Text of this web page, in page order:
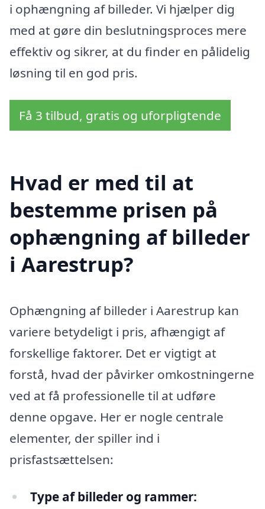
i ophængning af billeder. Vi hjælper dig
med at gøre din beslutningsproces mere
effektiv og sikrer, at du finder en pålidelig
løsning til en god pris.
Få 3 tilbud, gratis og uforpligtende
Hvad er med til at
bestemme prisen på
ophængning af billeder
i Aarestrup?
Ophængning af billeder i Aarestrup kan
variere betydeligt i pris, afhængigt af
forskellige faktorer. Det er vigtigt at
forstå, hvad der påvirker omkostningerne
ved at få professionelle til at udføre
denne opgave. Her er nogle centrale
elementer, der spiller ind i
prisfastsættelsen:
Type af billeder og rammer: